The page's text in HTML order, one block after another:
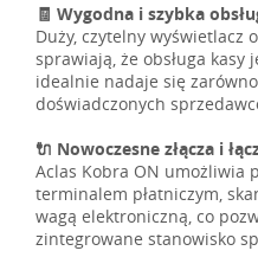
🧾 Wygodna i szybka
Duży, czytelny wyświetlacz
sprawiają, że obsługa kasy
idealnie nadaje się
doświadczonych
🔌 Nowoczesne złącza i
Aclas Kobra ON umożliwia
terminalem płatniczym,
wagą elektroniczną, co
zintegrowane stanowisko